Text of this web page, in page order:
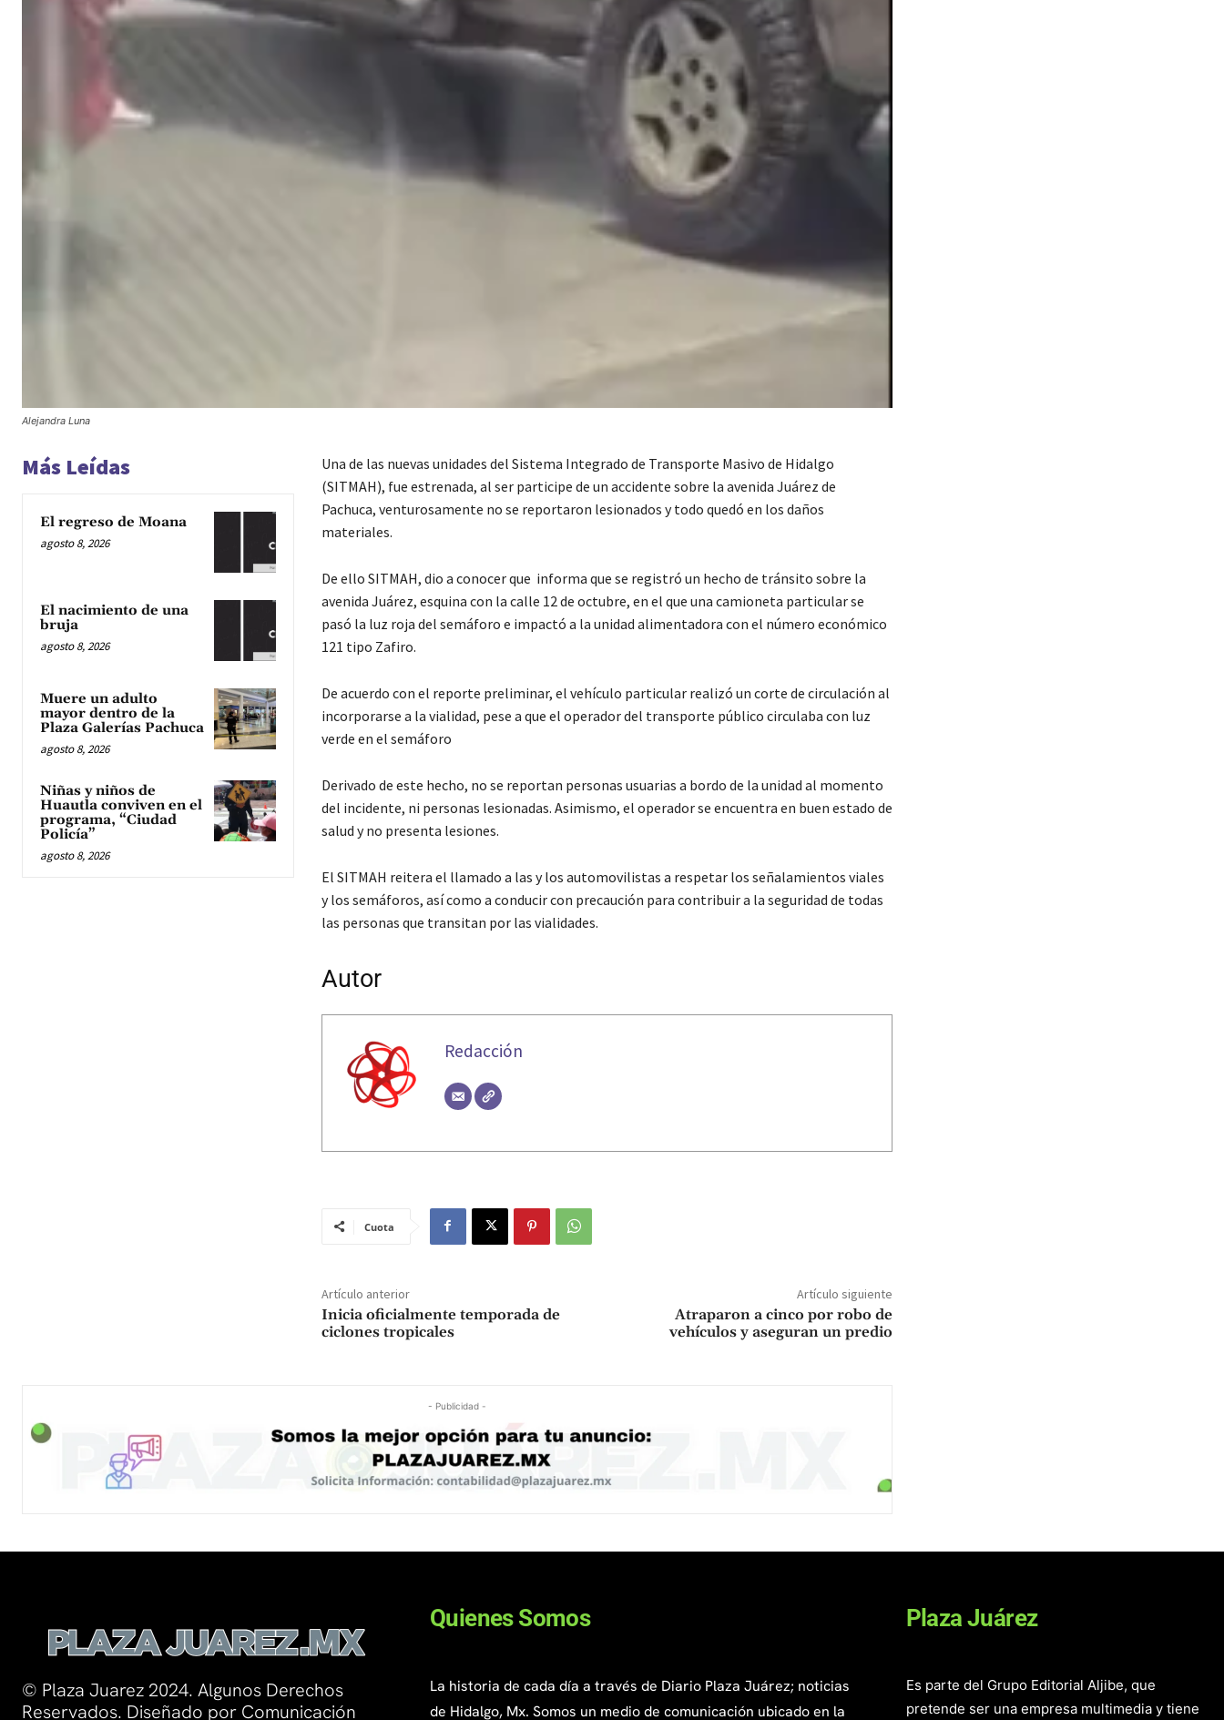
Alejandra Luna
Más Leídas
El regreso de Moana
agosto 8, 2026
El nacimiento de una
bruja
agosto 8, 2026
Muere un adulto
mayor dentro de la
Plaza Galerías Pachuca
agosto 8, 2026
Niñas y niños de
Huautla conviven en el
programa, “Ciudad
Policía”
agosto 8, 2026
Una de las nuevas unidades del Sistema Integrado de Transporte Masivo de Hidalgo
(SITMAH), fue estrenada, al ser participe de un accidente sobre la avenida Juárez de
Pachuca, venturosamente no se reportaron lesionados y todo quedó en los daños
materiales.
De ello SITMAH, dio a conocer que informa que se registró un hecho de tránsito sobre la
avenida Juárez, esquina con la calle 12 de octubre, en el que una camioneta particular se
pasó la luz roja del semáforo e impactó a la unidad alimentadora con el número económico
121 tipo Zafiro.
De acuerdo con el reporte preliminar, el vehículo particular realizó un corte de circulación al
incorporarse a la vialidad, pese a que el operador del transporte público circulaba con luz
verde en el semáforo
Derivado de este hecho, no se reportan personas usuarias a bordo de la unidad al momento
del incidente, ni personas lesionadas. Asimismo, el operador se encuentra en buen estado de
salud y no presenta lesiones.
El SITMAH reitera el llamado a las y los automovilistas a respetar los señalamientos viales
y los semáforos, así como a conducir con precaución para contribuir a la seguridad de todas
las personas que transitan por las vialidades.
Autor
Redacción
Cuota
Artículo anterior
Inicia oficialmente temporada de
ciclones tropicales
Artículo siguiente
Atraparon a cinco por robo de
vehículos y aseguran un predio
- Publicidad -
© Plaza Juarez 2024. Algunos Derechos
Reservados. Diseñado por Comunicación
Quienes Somos
La historia de cada día a través de Diario Plaza Juárez; noticias
de Hidalgo, Mx. Somos un medio de comunicación ubicado en la
Plaza Juárez
Es parte del Grupo Editorial Aljibe, que
pretende ser una empresa multimedia y tiene